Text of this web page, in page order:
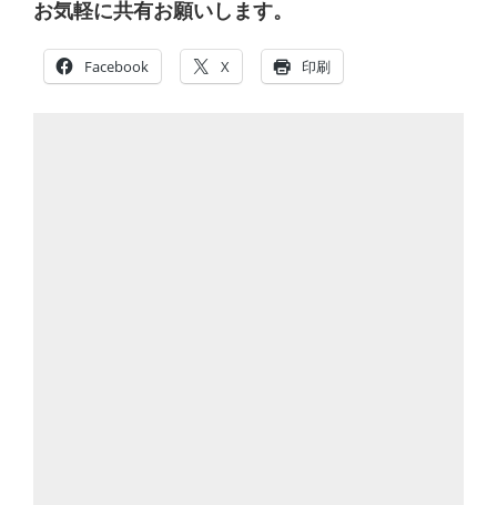
お気軽に共有お願いします。
Facebook X 印刷